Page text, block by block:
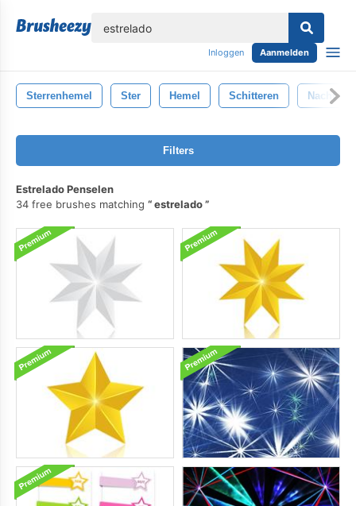
Inloggen Aanmelden
Sterrenhemel Ster Hemel Schitteren Nacht
Filters
Estrelado Penselen
34 free brushes matching
estrelado